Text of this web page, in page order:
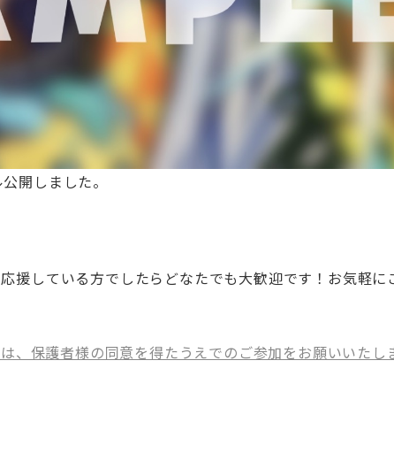
開しました。
援している方でしたらどなたでも大歓迎です！お気軽に
保護者様の同意を得たうえでのご参加をお願いいたし